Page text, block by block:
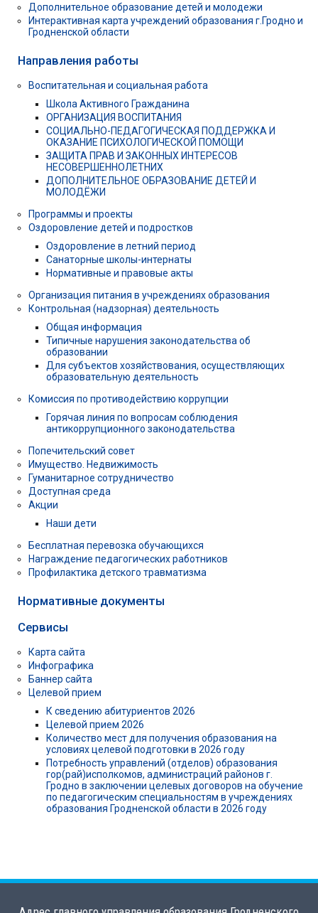
Дополнительное образование детей и молодежи
Интерактивная карта учреждений образования г.Гродно и
Гродненской области
Направления работы
Воспитательная и социальная работа
Школа Активного Гражданина
ОРГАНИЗАЦИЯ ВОСПИТАНИЯ
СОЦИАЛЬНО-ПЕДАГОГИЧЕСКАЯ ПОДДЕРЖКА И
ОКАЗАНИЕ ПСИХОЛОГИЧЕСКОЙ ПОМОЩИ
ЗАЩИТА ПРАВ И ЗАКОННЫХ ИНТЕРЕСОВ
НЕСОВЕРШЕННОЛЕТНИХ
ДОПОЛНИТЕЛЬНОЕ ОБРАЗОВАНИЕ ДЕТЕЙ И
МОЛОДЁЖИ
Программы и проекты
Оздоровление детей и подростков
Оздоровление в летний период
Санаторные школы-интернаты
Нормативные и правовые акты
Организация питания в учреждениях образования
Контрольная (надзорная) деятельность
Общая информация
Типичные нарушения законодательства об
образовании
Для субъектов хозяйствования, осуществляющих
образовательную деятельность
Комиссия по противодействию коррупции
Горячая линия по вопросам соблюдения
антикоррупционного законодательства
Попечительский совет
Имущество. Недвижимость
Гуманитарное сотрудничество
Доступная среда
Акции
Наши дети
Бесплатная перевозка обучающихся
Награждение педагогических работников
Профилактика детского травматизма
Нормативные документы
Сервисы
Карта сайта
Инфографика
Баннер сайта
Целевой прием
К сведению абитуриентов 2026
Целевой прием 2026
Количество мест для получения образования на
условиях целевой подготовки в 2026 году
Потребность управлений (отделов) образования
гор(рай)исполкомов, администраций районов г.
Гродно в заключении целевых договоров на обучение
по педагогическим специальностям в учреждениях
образования Гродненской области в 2026 году